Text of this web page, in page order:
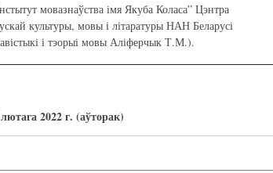
мовазнаўства імя Якуба Коласа” Цэнтра
культуры, мовы і літаратуры НАН Беларусі
і тэорыі мовы Аліферчык Т.М.).
2022 г. (аўторак)